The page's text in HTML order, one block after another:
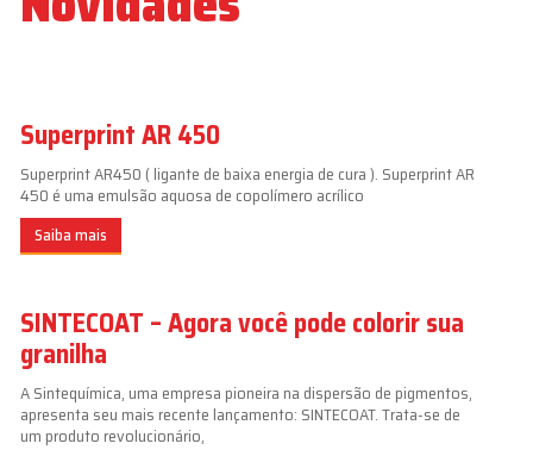
Superprint AR 450
Superprint AR450 ( ligante de baixa energia de cura ). Superprint AR
450 é uma emulsão aquosa de copolímero acrílico
Saiba mais
SINTECOAT – Agora você pode colorir sua
granilha
A Sintequímica, uma empresa pioneira na dispersão de pigmentos,
apresenta seu mais recente lançamento: SINTECOAT. Trata-se de
um produto revolucionário,